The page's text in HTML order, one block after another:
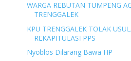
WARGA REBUTAN TUMPENG
TRENGGALEK
KPU TRENGGALEK TOLAK
REKAPITULASI PPS
Nyoblos Dilarang Bawa HP